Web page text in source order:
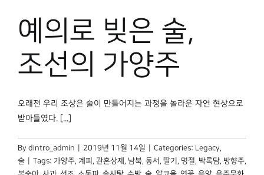
예의로 빚은 술,
조선의 가양주
오래전 우리 조상은 술이 만들어지는 과정을 놀라운 자연 현상으로
받아들였다. [...]
By dintro_admin 2019년 11월 14일 Categories: Legacy
술
Tags: 가양주 계피 관혼상제 남북 동서 딸기 명절 박록담 방향주